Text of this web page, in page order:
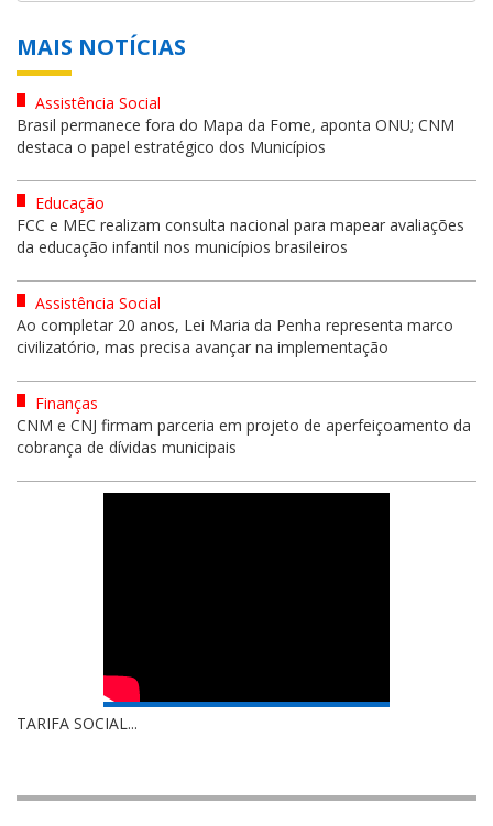
MAIS NOTÍCIAS
Assistência Social
Brasil permanece fora do Mapa da Fome, aponta ONU; CNM
destaca o papel estratégico dos Municípios
Educação
FCC e MEC realizam consulta nacional para mapear avaliações
da educação infantil nos municípios brasileiros
Assistência Social
Ao completar 20 anos, Lei Maria da Penha representa marco
civilizatório, mas precisa avançar na implementação
Finanças
CNM e CNJ firmam parceria em projeto de aperfeiçoamento da
cobrança de dívidas municipais
TARIFA SOCIAL...